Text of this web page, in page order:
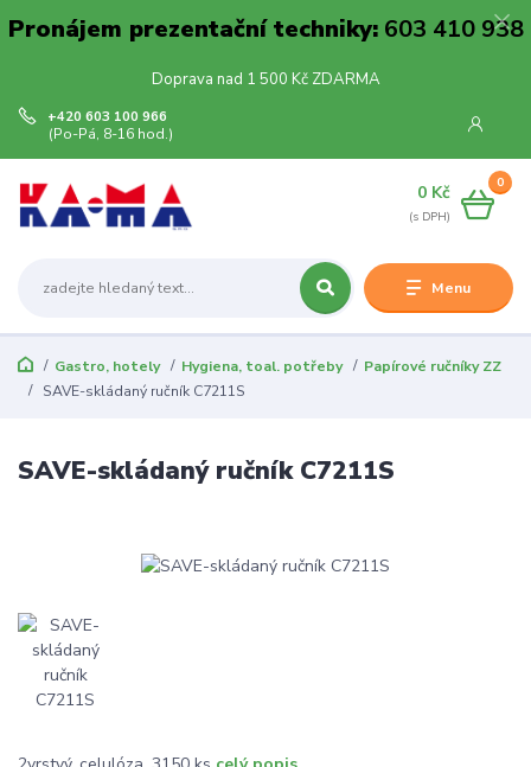
Pronájem prezentační techniky:603 410 938
Doprava nad 1 500 Kč ZDARMA
Menu
+420 603 100 966
(Po-Pá, 8-16 hod.)
0
0 Kč
Gastro, hotely Hygiena, toal. potřeby
Papírové ručníky ZZ
SAVE-skládaný ručník C7211S
SAVE-skládaný ručník C7211S